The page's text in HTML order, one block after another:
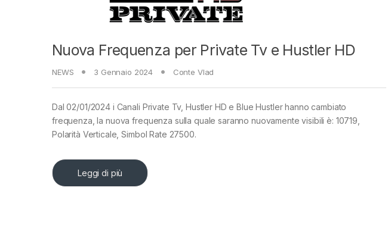
Nuova Frequenza per Private Tv e Hustler HD
NEWS 3 Gennaio 2024 Conte Vlad
Dal 02/01/2024 i Canali Private Tv, Hustler HD e Blue Hustler hanno cambiato
frequenza, la nuova frequenza sulla quale saranno nuovamente visibili è: 10719,
Polarità Verticale, Simbol Rate 27500.
Leggi di più